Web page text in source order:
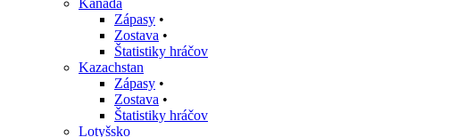
Kanada
Zápasy •
Zostava •
Štatistiky hráčov
Kazachstan
Zápasy •
Zostava •
Štatistiky hráčov
Lotyšsko